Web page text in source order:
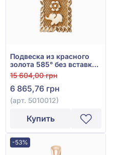
Подвеска из красного
золота 585° без вставки,
арт. 5010012
15 604,00 грн
6 865,76 грн
(арт. 5010012)
Купить
-53%